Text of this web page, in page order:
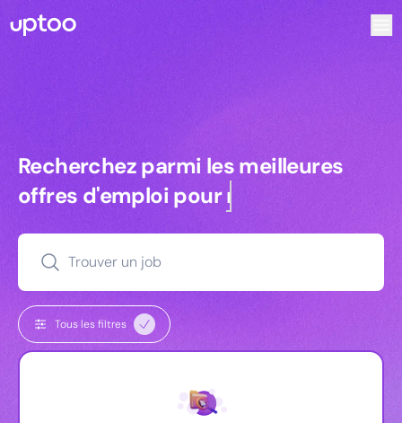
Recherchez parmi les meilleures
Recherchez parmi les meilleures
offres d'emploi pourmanagers
Trouver un job
Tous les filtres